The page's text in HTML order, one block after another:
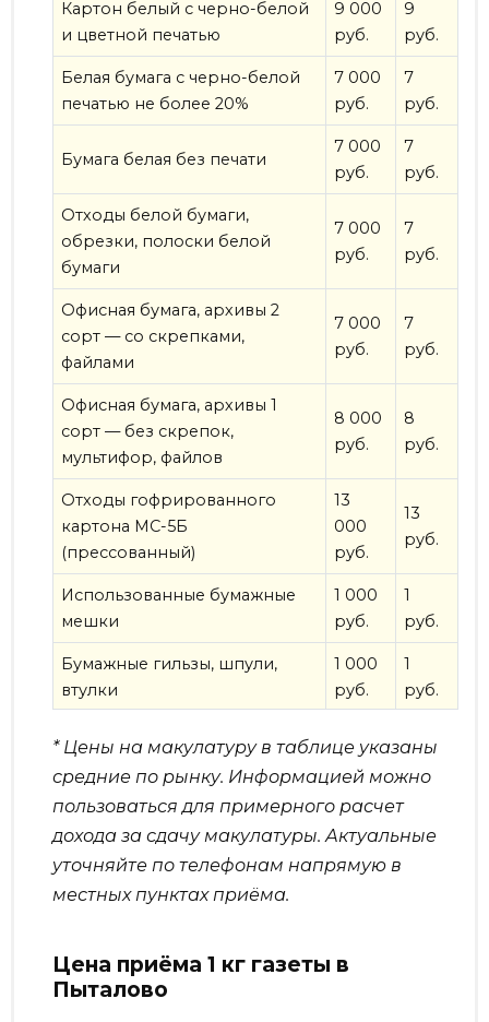
Картон белый с черно-белой
и цветной печатью
9 000
руб.
9
руб.
Белая бумага с черно-белой
печатью не более 20%
7 000
руб.
7
руб.
Бумага белая без печати
7 000
руб.
7
руб.
Отходы белой бумаги,
обрезки, полоски белой
бумаги
7 000
руб.
7
руб.
Офисная бумага, архивы 2
сорт — со скрепками,
файлами
7 000
руб.
7
руб.
Офисная бумага, архивы 1
сорт — без скрепок,
мультифор, файлов
8 000
руб.
8
руб.
Отходы гофрированного
картона МС-5Б
(прессованный)
13
000
руб.
13
руб.
Использованные бумажные
мешки
1 000
руб.
1
руб.
Бумажные гильзы, шпули,
втулки
1 000
руб.
1
руб.
* Цены на макулатуру в таблице указаны
средние по рынку. Информацией можно
пользоваться для примерного расчет
дохода за сдачу макулатуры. Актуальные
уточняйте по телефонам напрямую в
местных пунктах приёма.
Цена приёма 1 кг газеты в
Пыталово